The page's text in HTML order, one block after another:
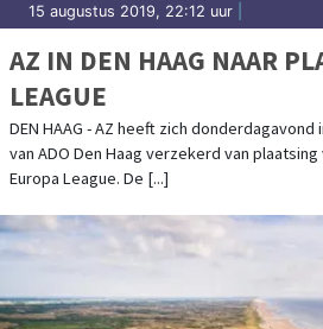
15 augustus 2019, 22:12 uur
AZ IN DEN HAAG NAAR
LEAGUE
DEN HAAG - AZ heeft zich donderdagavond
van ADO Den Haag verzekerd van
Europa League. De [...]